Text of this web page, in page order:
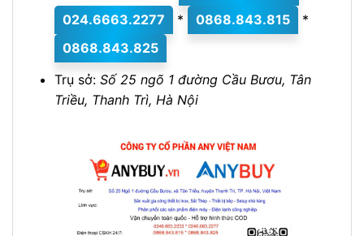
024.6663.2277
* 0868.843.815
*
0868.843.825
Trụ sở: Số 25 ngõ 1 đường Cầu Bươu, Tân
Triều, Thanh Trì, Hà Nội